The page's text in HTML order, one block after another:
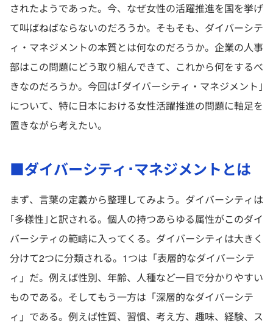
されたようであった。今、なぜ女性の活躍推進を国を挙げ
て叫ばねばならないのだろうか。そもそも、ダイバーシテ
ィ・マネジメントの本質とは何なのだろうか。企業の人事
部はこの問題にどう取り組んできて、これから何をするべ
きなのだろうか。今回は｢ダイバーシティ・マネジメント｣
について、特に日本における女性活躍推進の問題に軸足を
置きながら考えたい。
■ダイバーシティ･マネジメントとは
まず、言葉の定義から整理してみよう。ダイバーシティは
｢多様性｣と訳される。個人の持つあらゆる属性がこのダイ
バーシティの範疇に入ってくる。ダイバーシティは大きく
分けて2つに分類される。1つは「表層的なダイバーシテ
ィ」だ。例えば性別、年齢、人種など一目で分かりやすい
ものである。そしてもう一方は「深層的なダイバーシテ
ィ」である。例えば性質、習慣、考え方、趣味、経験、ス